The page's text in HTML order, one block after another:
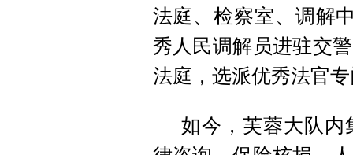
法庭、检察室、调解
秀人民调解员进驻交
法庭，选派优秀法官
如今，芙蓉大队内